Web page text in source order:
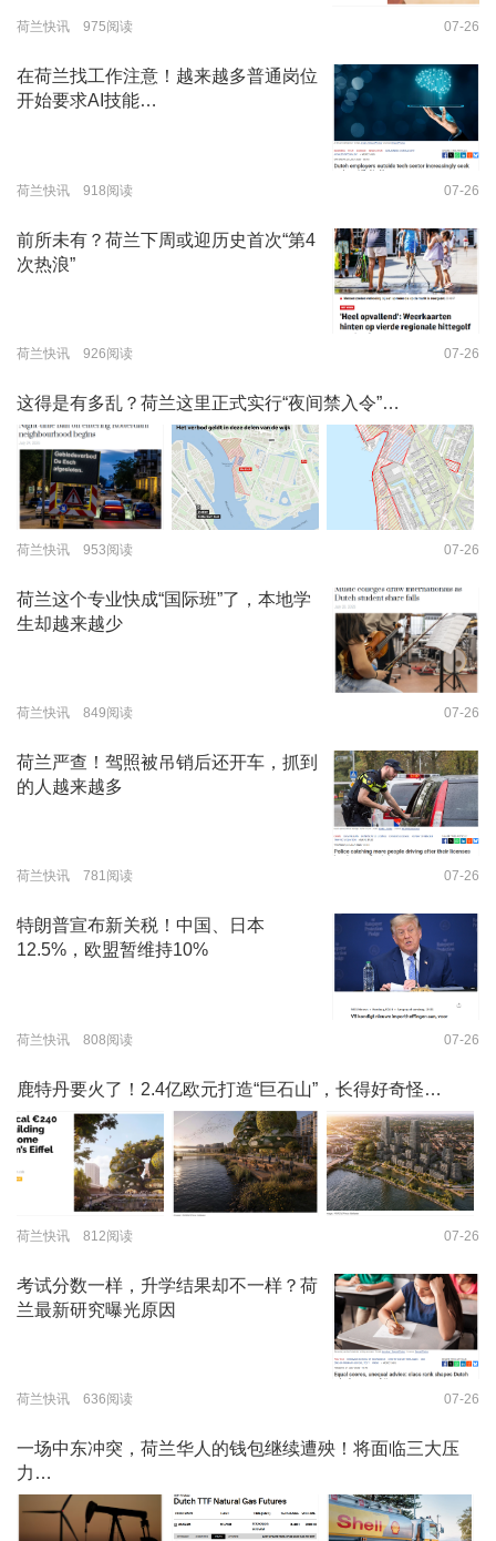
荷兰快讯 975阅读 07-26
在荷兰找工作注意！越来越多普通岗位
开始要求AI技能…
荷兰快讯 918阅读 07-26
前所未有？荷兰下周或迎历史首次“第4
次热浪”
荷兰快讯 926阅读 07-26
这得是有多乱？荷兰这里正式实行“夜间禁入令”…
荷兰快讯 953阅读 07-26
荷兰这个专业快成“国际班”了，本地学
生却越来越少
荷兰快讯 849阅读 07-26
荷兰严查！驾照被吊销后还开车，抓到
的人越来越多
荷兰快讯 781阅读 07-26
特朗普宣布新关税！中国、日本
12.5%，欧盟暂维持10%
荷兰快讯 808阅读 07-26
鹿特丹要火了！2.4亿欧元打造“巨石山”，长得好奇怪…
荷兰快讯 812阅读 07-26
考试分数一样，升学结果却不一样？荷
兰最新研究曝光原因
荷兰快讯 636阅读 07-26
一场中东冲突，荷兰华人的钱包继续遭殃！将面临三大压
力…